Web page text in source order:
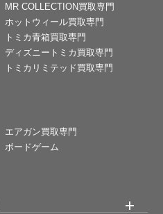
MR COLLECTION買取専門
ホットウィール買取専門
トミカ青箱買取専門
ディズニートミカ買取専門
トミカリミテッド買取専門
エアガン買取専門
ボードゲーム